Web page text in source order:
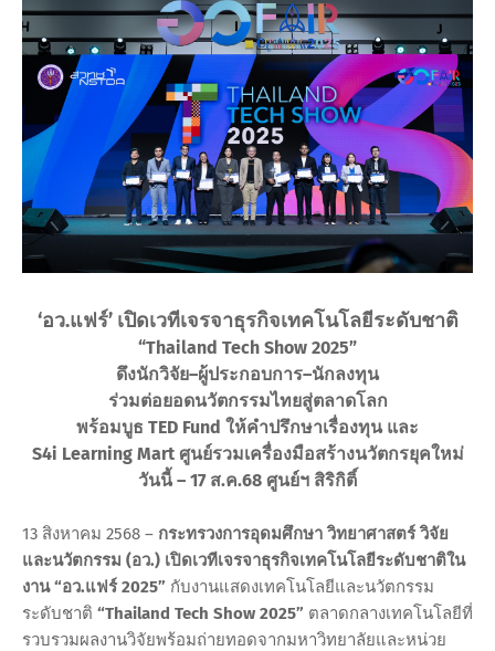
‘อว.แฟร์’ เปิดเวทีเจรจาธุรกิจเทคโนโลยีระดับชาติ
“Thailand Tech Show 2025”
ดึงนักวิจัย–ผู้ประกอบการ–นักลงทุน
ร่วมต่อยอดนวัตกรรมไทยสู่ตลาดโลก
พร้อมบูธ TED Fund ให้คำปรึกษาเรื่องทุน และ
S4i Learning Mart ศูนย์รวมเครื่องมือสร้างนวัตกรยุคใหม่
วันนี้ – 17 ส.ค.68 ศูนย์ฯ สิริกิติ์
13 สิงหาคม 2568 – กระทรวงการอุดมศึกษา วิทยาศาสตร์ วิจัย
และนวัตกรรม (อว.) เปิดเวทีเจรจาธุรกิจเทคโนโลยีระดับชาติใน
งาน “อว.แฟร์ 2025” กับงานแสดงเทคโนโลยีและนวัตกรรม
ระดับชาติ “Thailand Tech Show 2025” ตลาดกลางเทคโนโลยีที่
รวบรวมผลงานวิจัยพร้อมถ่ายทอดจากมหาวิทยาลัยและหน่วย